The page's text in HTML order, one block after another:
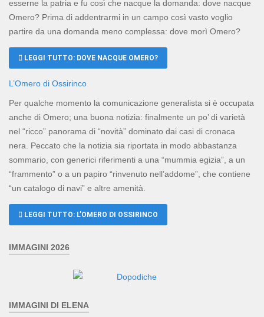
esserne la patria e fu così che nacque la domanda: dove nacque
Omero? Prima di addentrarmi in un campo così vasto voglio
partire da una domanda meno complessa: dove morì Omero?
LEGGI TUTTO: DOVE NACQUE OMERO?
L’Omero di Ossirinco
Per qualche momento la comunicazione generalista si è occupata
anche di Omero; una buona notizia: finalmente un po’ di varietà
nel “ricco” panorama di “novità” dominato dai casi di cronaca
nera. Peccato che la notizia sia riportata in modo abbastanza
sommario, con generici riferimenti a una “mummia egizia”, a un
“frammento” o a un papiro “rinvenuto nell’addome”, che contiene
“un catalogo di navi” e altre amenità.
LEGGI TUTTO: L’OMERO DI OSSIRINCO
IMMAGINI 2026
IMMAGINI DI ELENA